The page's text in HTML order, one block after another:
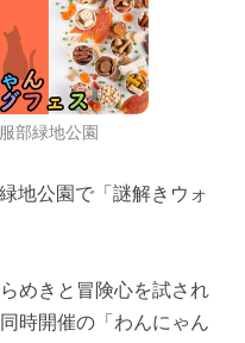
部緑地公園
地公園で「謎解きウォ
めきと冒険心を試され
時開催の「わんにゃん